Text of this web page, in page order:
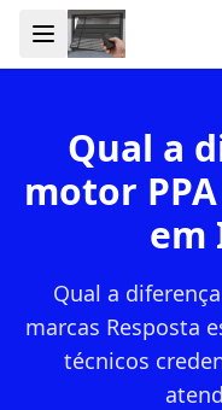
Qual a
motor
em
Qual a
marcas Resposta
técnicos